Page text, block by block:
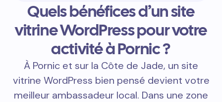
Quels bénéfices d’un site
vitrine WordPress pour votre
activité à Pornic ?
À Pornic et sur la Côte de Jade, un site
vitrine WordPress bien pensé devient votre
meilleur ambassadeur local. Dans une zone